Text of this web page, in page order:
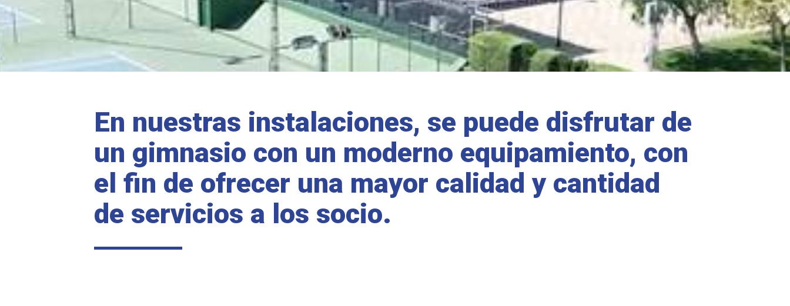
En nuestras instalaciones, se puede disfrutar de
un gimnasio con un moderno equipamiento, con
el fin de ofrecer una mayor calidad y cantidad
de servicios a los socio.